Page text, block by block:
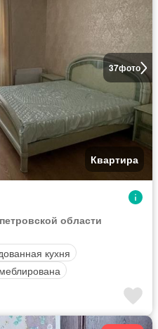
37фото
Квартира
области
кухня